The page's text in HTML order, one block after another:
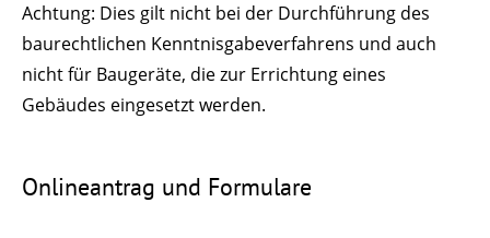
Achtung: Dies gilt nicht bei der Durchführung des
baurechtlichen Kenntnisgabeverfahrens und auch
nicht für Baugeräte, die zur Errichtung eines
Gebäudes eingesetzt werden.
Onlineantrag und Formulare